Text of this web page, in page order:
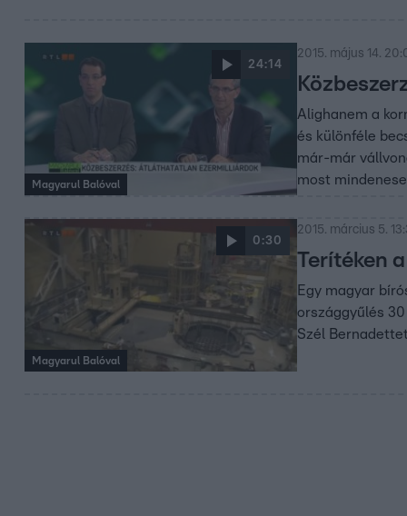
24:14
Magyarul Balóval
2015. május 14.
Alighanem a
és különféle
már-már
most
0:30
Magyarul Balóval
2015. március 5.
Terítéken
Egy magyar
országgyűlés
Szél